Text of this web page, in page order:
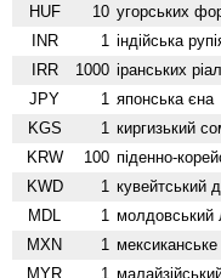
HUF 10 угорських
INR 1 індійська
IRR 1000 іранських
JPY 1 японська єна
KGS 1 киргизький
KRW 100 піденно-
KWD 1 кувейтський
MDL 1 молдовський
MXN 1
MYR 1